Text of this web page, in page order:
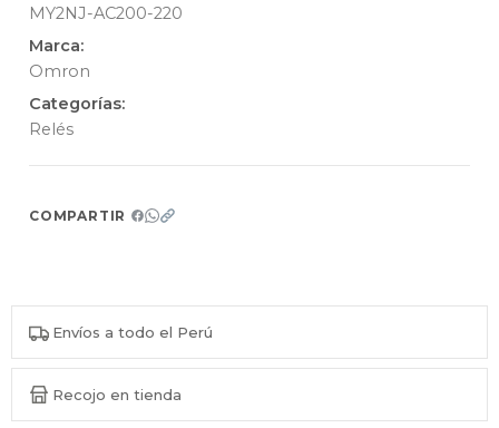
MY2NJ-AC200-220
Marca:
Omron
Categorías:
Relés
COMPARTIR
Envíos a todo el Perú
Recojo en tienda